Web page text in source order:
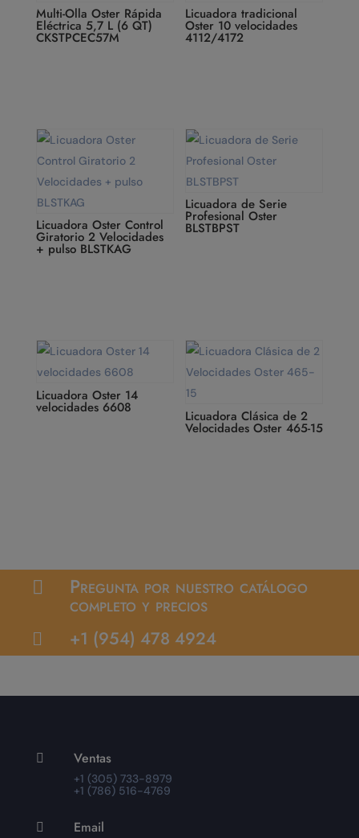
Multi-Olla Oster Rápida
Eléctrica 5,7 L (6 QT)
CKSTPCEC57M
Licuadora tradicional
Oster 10 velocidades
4112/4172
Licuadora Oster Control
Giratorio 2 Velocidades
+ pulso BLSTKAG
Licuadora de Serie
Profesional Oster
BLSTBPST
Licuadora Oster 14
velocidades 6608 Licuadora Clásica de 2
Velocidades Oster 465-15
 Pregunta por nuestro catálogo
completo y precios
 +1 (954) 478 4924
 Ventas
+1 (305) 733-8979
+1 (786) 516-4769
 Email